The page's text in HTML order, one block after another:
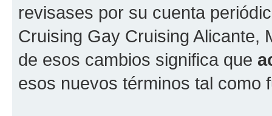
revisases por su cuenta
Cruising Gay Cruising Alicante,
de esos cambios significa que
esos nuevos términos tal como